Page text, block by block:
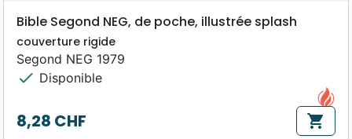
Bible Segond NEG, de poche, illustrée splash
couverture rigide
Segond NEG 1979
check Disponible
Prix
8,28 CHF shopping_cart